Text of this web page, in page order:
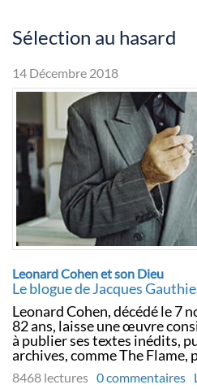
Sélection au hasard
14 Décembre 2018
Leonard Cohen et son Dieu
Le blogue de Jacques
Leonard Cohen, décédé le 7
82 ans, laisse une œuvre
à publier ses textes inédits,
archives, comme The Flame,
8468 lectures 0 commentaires